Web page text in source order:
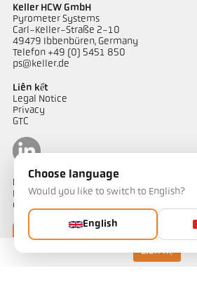
Liên hệ
Keller HCW GmbH
Pyrometer Systems
Carl-Keller-Straße 2-10
49479 Ibbenbüren, Germany
Telefon +49 (0) 5451 850
ps@keller.de
Liên kết
Legal Notice
Privacy
GTC
Liên hệ
Bạn có câu hỏi về các giải pháp đo nhiệt độ
của chúng tôi sẵn sàng hỗ trợ bạn.
Liên hệ ngay
Choose language
Would you like to switch to English?
English